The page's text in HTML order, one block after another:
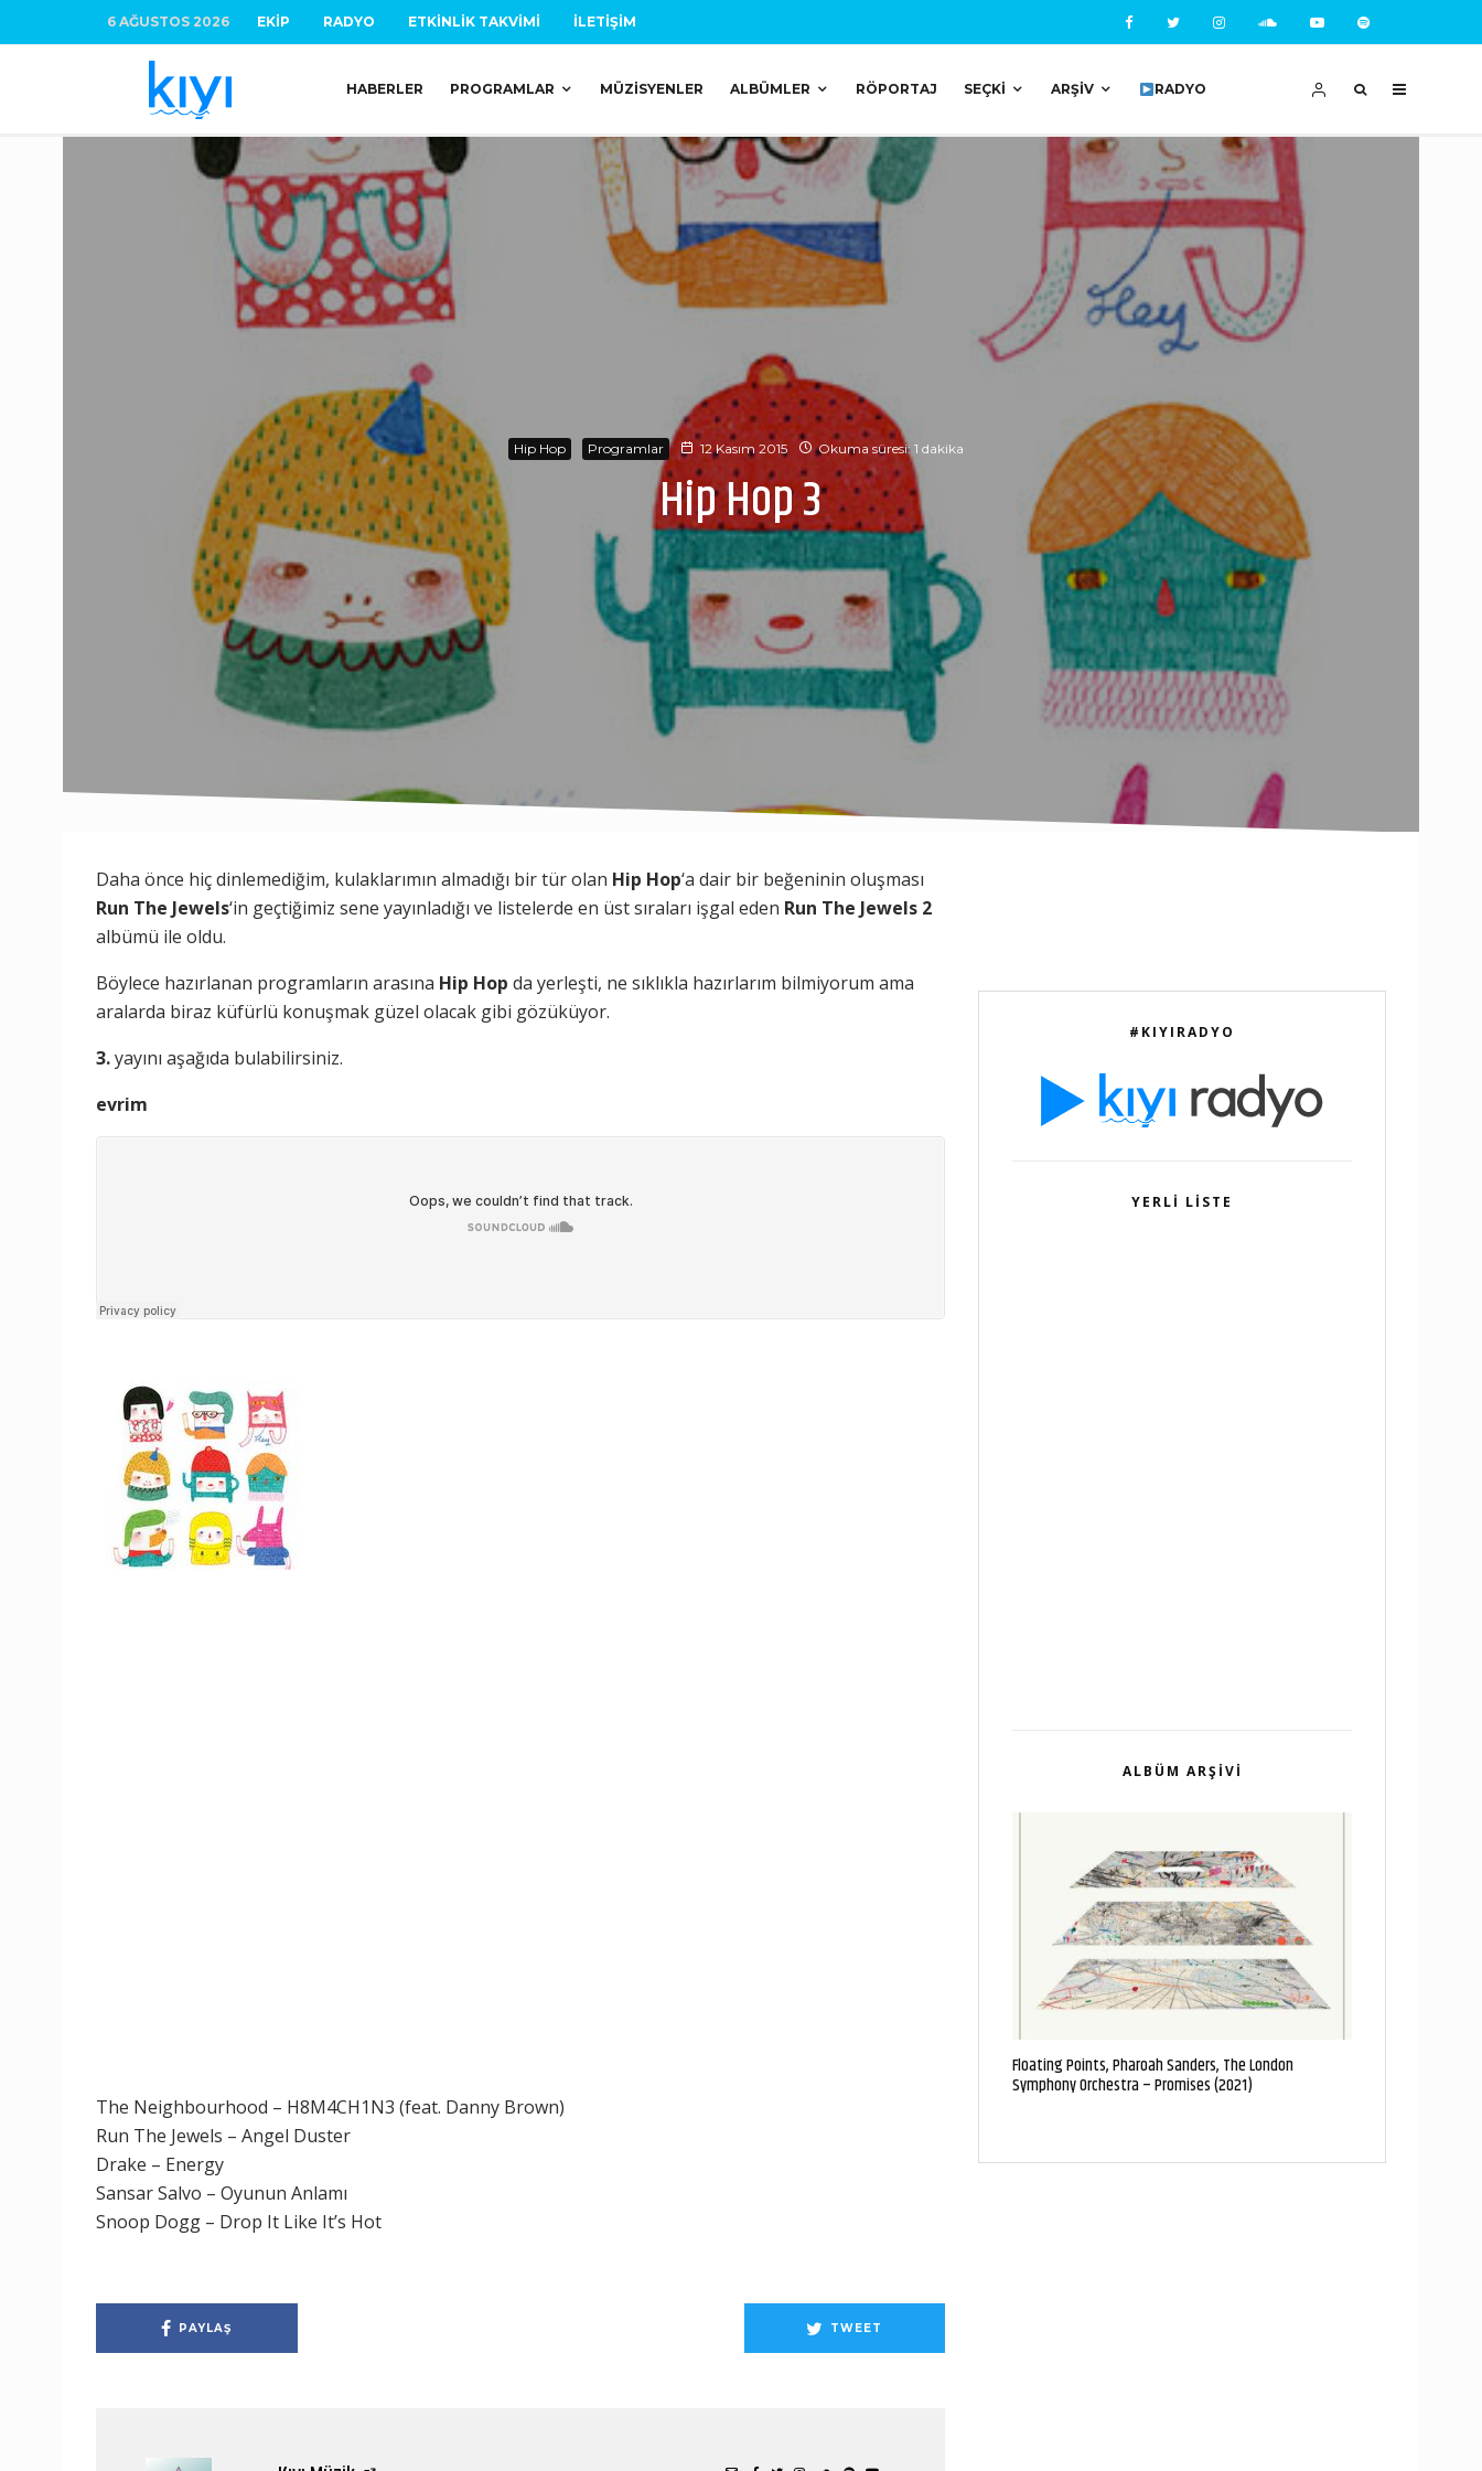
6 AĞUSTOS 2026 EKIP RADYO ETKINLIK TAKVIMI İLETIŞIM
HABERLER PROGRAMLAR MÜZISYENLER ALBÜMLER RÖPORTAJ SEÇKI ARŞIV RADYO
Hip Hop Programlar 12 Kasım 2015 Okuma süresi: 1 dakika
Hip Hop 3
Daha önce hiç dinlemediğim, kulaklarımın almadığı bir tür olan Hip Hop‘a dair bir beğeninin oluşması
Run The Jewels‘in geçtiğimiz sene yayınladığı ve listelerde en üst sıraları işgal eden Run The Jewels 2
albümü ile oldu.
Böylece hazırlanan programların arasına Hip Hop da yerleşti, ne sıklıkla hazırlarım bilmiyorum ama
aralarda biraz küfürlü konuşmak güzel olacak gibi gözüküyor.
3.yayını aşağıda bulabilirsiniz.
evrim
The Neighbourhood – H8M4CH1N3 (feat. Danny Brown)
Run The Jewels – Angel Duster
Drake – Energy
Sansar Salvo – Oyunun Anlamı
Snoop Dogg – Drop It Like It’s Hot
PAYLAŞ TWEET
#KIYIRADYO
YERLI LISTE
ALBÜM ARŞIVI
Floating Points, Pharoah Sanders, The London
Symphony Orchestra – Promises (2021)